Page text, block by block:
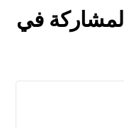
في